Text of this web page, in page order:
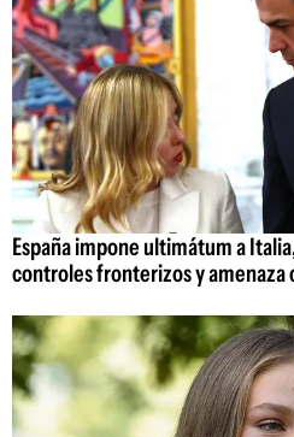
España impone ultimátum a
controles fronterizos y amenaza